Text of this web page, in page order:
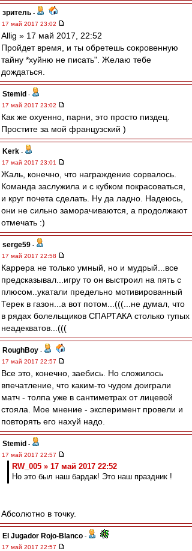
зpитель -
17 май 2017 23:02
Allig » 17 май 2017, 22:52
Пройдет время, и ты обретешь сокровенную
тайну *хуйню не писать". Желаю тебе
дождаться.
Stemid -
17 май 2017 23:02
Как же охуенно, парни, это просто пиздец.
Простите за мой французский )
Kerk -
17 май 2017 23:01
Жаль, конечно, что награждение сорвалось.
Команда заслужила и с кубком покрасоваться,
и круг почета сделать. Ну да ладно. Надеюсь,
они не сильно заморачиваются, а продолжают
отмечать :)
serge59 -
17 май 2017 22:58
Каррера не только умный, но и мудрый...все
предсказывал...игру то он выстроил на пять с
плюсом..укатали предельно мотивированный
Терек в газон...а вот потом...(((...не думал, что
в рядах болельщиков СПАРТАКА столько тупых
неадекватов...(((
RoughBoy -
17 май 2017 22:57
Все это, конечно, заебись. Но сложилось
впечатление, что каким-то чудом доиграли
матч - толпа уже в сантиметрах от лицевой
стояла. Мое мнение - эксперимент провели и
повторять его нахуй надо.
Stemid -
17 май 2017 22:57
RW_005 » 17 май 2017 22:52
Но это был наш бардак! Это наш праздник !
Абсолютно в точку.
El Jugador Rojo-Blanco -
17 май 2017 22:57